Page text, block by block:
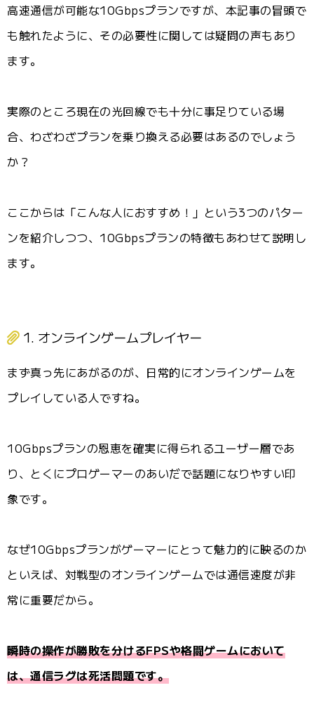
高速通信が可能な10Gbpsプランですが、本記事の冒頭で
も触れたように、その必要性に関しては疑問の声もあり
ます。
実際のところ現在の光回線でも十分に事足りている場
合、わざわざプランを乗り換える必要はあるのでしょう
か？
ここからは「こんな人におすすめ！」という3つのパター
ンを紹介しつつ、10Gbpsプランの特徴もあわせて説明し
ます。
1. オンラインゲームプレイヤー
まず真っ先にあがるのが、日常的にオンラインゲームを
プレイしている人ですね。
10Gbpsプランの恩恵を確実に得られるユーザー層であ
り、とくにプロゲーマーのあいだで話題になりやすい印
象です。
なぜ10Gbpsプランがゲーマーにとって魅力的に映るのか
といえば、対戦型のオンラインゲームでは通信速度が非
常に重要だから。
瞬時の操作が勝敗を分けるFPSや格闘ゲームにおいて
は、通信ラグは死活問題です。